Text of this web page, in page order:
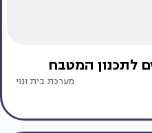
לתכנון המטבח
מערכת בית ונוי